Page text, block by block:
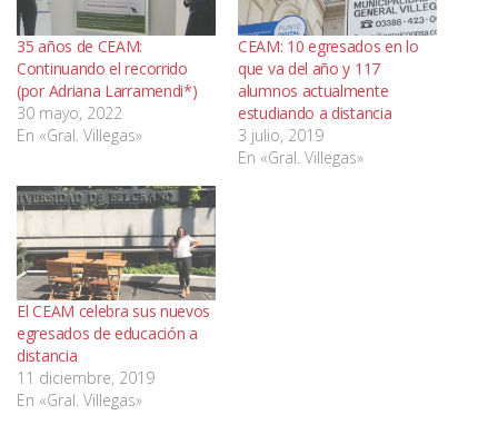
35 años de CEAM:
Continuando el recorrido
(por Adriana Larramendi*)
30 mayo, 2022
En «Gral. Villegas»
CEAM: 10 egresados en lo
que va del año y 117
alumnos actualmente
estudiando a distancia
3 julio, 2019
En «Gral. Villegas»
El CEAM celebra sus nuevos
egresados de educación a
distancia
11 diciembre, 2019
En «Gral. Villegas»